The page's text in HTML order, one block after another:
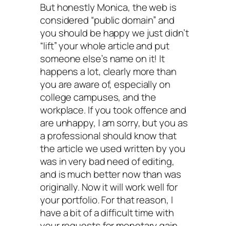
But honestly Monica, the web is
considered “public domain” and
you should be happy we just didn’t
“lift” your whole article and put
someone else’s name on it! It
happens a lot, clearly more than
you are aware of, especially on
college campuses, and the
workplace. If you took offence and
are unhappy, I am sorry, but you as
a professional should know that
the article we used written by you
was in very bad need of editing,
and is much better now than was
originally. Now it will work well for
your portfolio. For that reason, I
have a bit of a difficult time with